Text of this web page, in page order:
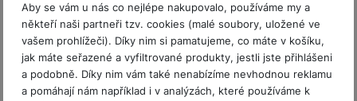
Aby se vám u nás co nejlépe nakupovalo, používáme my a
někteří naši partneři tzv. cookies (malé soubory, uložené ve
vašem prohlížeči). Díky nim si pamatujeme, co máte v košíku,
jak máte seřazené a vyfiltrované produkty, jestli jste přihlášeni
a podobně. Díky nim vám také nenabízíme nevhodnou reklamu
a pomáhají nám například i v analýzách, které používáme k